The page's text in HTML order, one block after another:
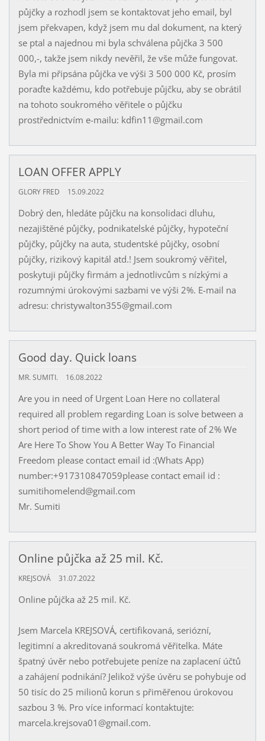
půjčky a rozhodl jsem se kontaktovat jeho email, byl
jsem překvapen, když jsem mu dal dokument, na který
se ptal a najednou mi byla schválena půjčka 3 500
000,-, takže jsem nikdy nevěřil, že vše může fungovat.
Byla mi připsána půjčka ve výši 3 500 000 Kč, prosím
poraďte každému, kdo potřebuje půjčku, aby se obrátil
na tohoto soukromého věřitele o půjčku
prostřednictvím e-mailu: kdfin11@gmail.com
LOAN OFFER APPLY
GLORY FRED 15.09.2022
Dobrý den, hledáte půjčku na konsolidaci dluhu,
nezajištěné půjčky, podnikatelské půjčky, hypoteční
půjčky, půjčky na auta, studentské půjčky, osobní
půjčky, rizikový kapitál atd.! Jsem soukromý věřitel,
poskytuji půjčky firmám a jednotlivcům s nízkými a
rozumnými úrokovými sazbami ve výši 2%. E-mail na
adresu: christywalton355@gmail.com
Good day. Quick loans
MR. SUMITI. 16.08.2022
Are you in need of Urgent Loan Here no collateral
required all problem regarding Loan is solve between a
short period of time with a low interest rate of 2% We
Are Here To Show You A Better Way To Financial
Freedom please contact email id :(Whats App)
number:+917310847059please contact email id :
sumitihomelend@gmail.com
Mr. Sumiti
Online půjčka až 25 mil. Kč.
KREJSOVÁ 31.07.2022
Online půjčka až 25 mil. Kč.
Jsem Marcela KREJSOVÁ, certifikovaná, seriózní,
legitimní a akreditovaná soukromá věřitelka. Máte
špatný úvěr nebo potřebujete peníze na zaplacení účtů
a zahájení podnikání? Jelikož výše úvěru se pohybuje od
50 tisíc do 25 milionů korun s přiměřenou úrokovou
sazbou 3 %. Pro více informací kontaktujte:
marcela.krejsova01@gmail.com.